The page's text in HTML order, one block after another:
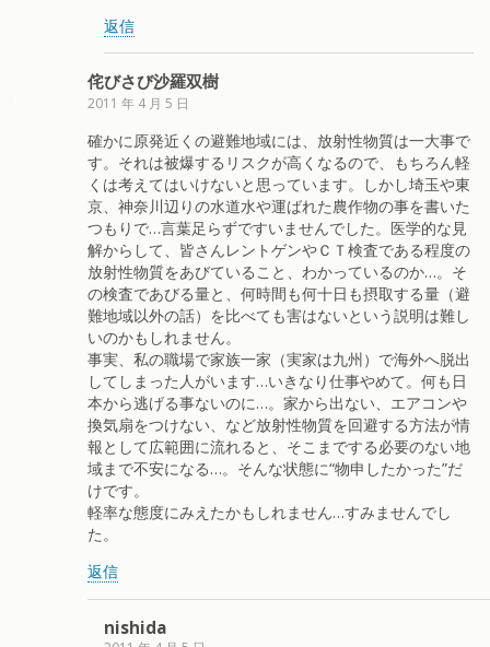
返信
侘びさび沙羅双樹
2011 年 4 月 5 日
確かに原発近くの避難地域には、放射性物質は一大事で
す。それは被爆するリスクが高くなるので、もちろん軽
くは考えてはいけないと思っています。しかし埼玉や東
京、神奈川辺りの水道水や運ばれた農作物の事を書いた
つもりで…言葉足らずですいませんでした。医学的な見
解からして、皆さんレントゲンやＣＴ検査である程度の
放射性物質をあびていること、わかっているのか…。そ
の検査であびる量と、何時間も何十日も摂取する量（避
難地域以外の話）を比べても害はないという説明は難し
いのかもしれません。
事実、私の職場で家族一家（実家は九州）で海外へ脱出
してしまった人がいます…いきなり仕事やめて。何も日
本から逃げる事ないのに…。家から出ない、エアコンや
換気扇をつけない、など放射性物質を回避する方法が情
報として広範囲に流れると、そこまでする必要のない地
域まで不安になる…。そんな状態に“物申したかった”だ
けです。
軽率な態度にみえたかもしれません…すみませんでし
た。
返信
nishida